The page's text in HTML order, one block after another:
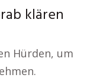
klären
Hürden, um